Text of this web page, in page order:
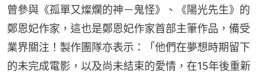
曾參與《孤單又燦爛的神－鬼怪》、《陽光先生》的
鄭恩妃作家，這也是鄭恩妃作家首部主筆作品，備受
業界關注！製作團隊亦表示：「他們在夢想時期留下
的未完成電影，以及尚未結束的愛情，在15年後重新